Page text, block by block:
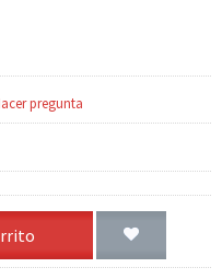
pregunta